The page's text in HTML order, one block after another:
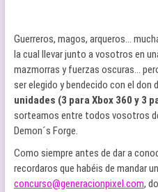
Guerreros, magos, arqueros…
la cual llevar junto a vosotros en
mazmorras y fuerzas oscuras…
ser elegido y bendecido con el don
unidades (3 para Xbox 360 y 3
sorteamos entre todos vosotros
Demon´s Forge.
Como siempre antes de dar a
recordaros que habéis de mandar
concurso@generacionpixel.com,